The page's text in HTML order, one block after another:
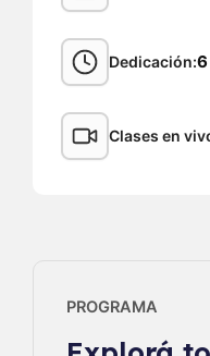
Dedicación 6
Clases en
PROGRAMA